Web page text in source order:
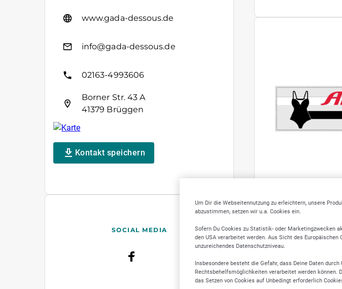
www.gada-dessous.de
info@gada-dessous.de
02163-4993606
Borner Str. 43 A
41379 Brüggen
Kontakt speichern
SOCIAL MEDIA
Um Dir die Webseitennutzung zu erleichtern, unsere
abzustimmen, setzen wir u.a. Cookies ein.
Sofern Du Cookies zu Statistik- oder Marketingzwecken
den USA verarbeitet werden. Aus Sicht des
unzureichendes Datenschutzniveau.
Insbesondere besteht die Gefahr, dass Deine Daten
Rechtsbehelfsmöglichkeiten verarbeitet werden können.
das Setzen von Cookies auf Unbedingt erforderlich